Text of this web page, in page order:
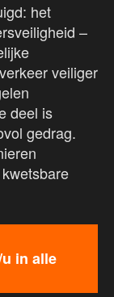
het
–
veiliger
deel is
gedrag.
in alle